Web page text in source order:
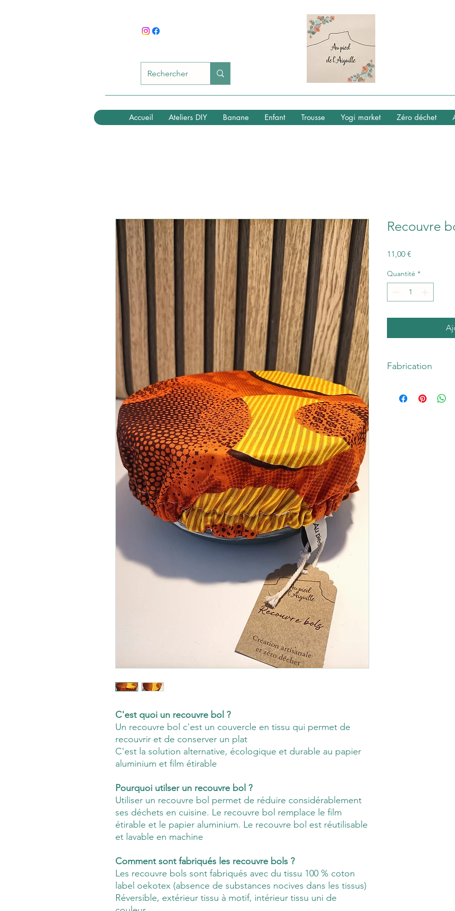
Accueil Ateliers DIY Banane Enfant Trousse Yogi market Zéro déchet
C'est quoi un recouvre bol ?
Un recouvre bol c'est un couvercle en tissu qui permet de
recouvrir et de conserver un plat
C'est la solution alternative, écologique et durable au papier
aluminium et film étirable
Pourquoi utilser un recouvre bol ?
Utiliser un recouvre bol permet de réduire considérablement
ses déchets en cuisine. Le recouvre bol remplace le film
étirable et le papier aluminium. Le recouvre bol est réutilisable
et lavable en machine
Comment sont fabriqués les recouvre bols ?
Les recouvre bols sont fabriqués avec du tissu 100 % coton
label oekotex (absence de substances nocives dans les tissus)
Réversible, extérieur tissu à motif, intérieur tissu uni de
Recouvre
11,00 €
Quantité *
Fabrication
Taille M : pour les